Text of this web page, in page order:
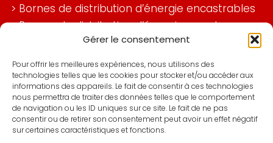
Gérer le consentement
Pour offrir les meilleures expériences, nous utilisons des
technologies telles que les cookies pour stocker et/ou accéder aux
informations des appareils. Le fait de consentir à ces technologies
nous permettra de traiter des données telles que le comportement
de navigation ou les ID uniques sur ce site. Le fait de ne pas
consentir ou de retirer son consentement peut avoir un effet négatif
sur certaines caractéristiques et fonctions.
> Bornes de distribution d’énergie encastrables
>Bornes de distribution d’énergie murales
Bornes de distribution d’énergie marché
>Bornes de distribution d’énergie ports et
aéroports
>Bornes de distribution d’énergie industries
>Bornes foraines de distribution d’énergie
>Bornes de distribution d’énergie espaces